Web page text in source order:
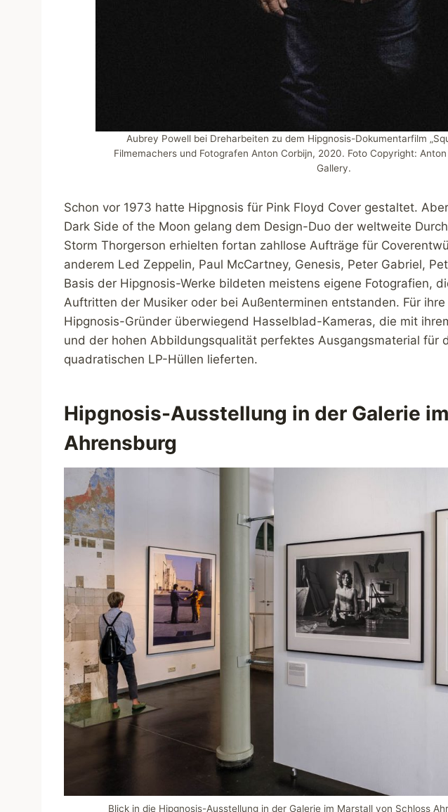
Aubrey Powell bei Dreharbeiten zu dem Hipgnosis-Dokumentarfilm
Filmemachers und Fotografen Anton Corbijn, 2020. Foto Copyright:
Gallery.
Schon vor 1973 hatte Hipgnosis für Pink Floyd Cover gestaltet.
Dark Side of the Moon gelang dem Design-Duo der weltweite
Storm Thorgerson erhielten fortan zahllose Aufträge für
anderem Led Zeppelin, Paul McCartney, Genesis, Peter Gabriel,
Basis der Hipgnosis-Werke bildeten meistens eigene Fotografien,
Auftritten der Musiker oder bei Außenterminen entstanden. Für
Hipgnosis-Gründer überwiegend Hasselblad-Kameras, die mit
und der hohen Abbildungsqualität perfektes Ausgangsmaterial für
quadratischen LP-Hüllen lieferten.
Hipgnosis-Ausstellung in der Galerie
Ahrensburg
Blick in die Hipgnosis-Ausstellung in der Galerie im Marstall von Schloss